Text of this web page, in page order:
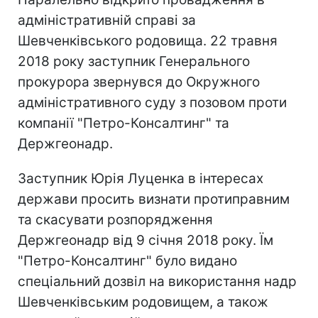
адміністративній справі за
Шевченківського родовища. 22 травня
2018 року заступник Генерального
прокурора звернувся до Окружного
адміністративного суду з позовом проти
компанії "Петро-Консалтинг" та
Держгеонадр.
Заступник Юрія Луценка в інтересах
держави просить визнати протиправним
та скасувати розпорядження
Держгеонадр від 9 січня 2018 року. Їм
"Петро-Консалтинг" було видано
спеціальний дозвіл на використання надр
Шевченківським родовищем, а також